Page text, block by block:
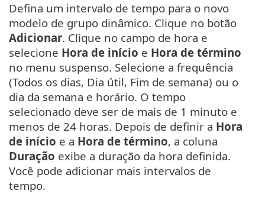
Defina um intervalo de tempo para o novo
modelo de grupo dinâmico. Clique no botão
Adicionar. Clique no campo de hora e
selecione Hora de início e Hora de término
no menu suspenso. Selecione a frequência
(Todos os dias, Dia útil, Fim de semana) ou o
dia da semana e horário. O tempo
selecionado deve ser de mais de 1 minuto e
menos de 24 horas. Depois de definir a Hora
de início e a Hora de término, a coluna
Duração exibe a duração da hora definida.
Você pode adicionar mais intervalos de
tempo.